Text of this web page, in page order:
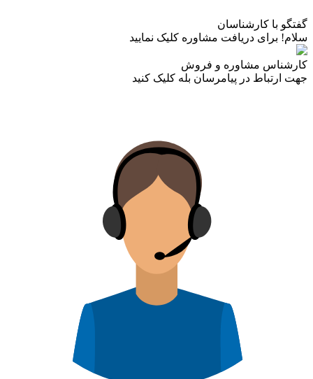
گفتگو با کارشناسان
سلام! برای دریافت مشاوره کلیک نمایید
کارشناس مشاوره و فروش
جهت ارتباط در پیامرسان بله کلیک کنید